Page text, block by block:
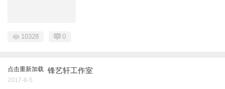
10328 0
点击重新加载 锋艺轩工作室
2017-8-5